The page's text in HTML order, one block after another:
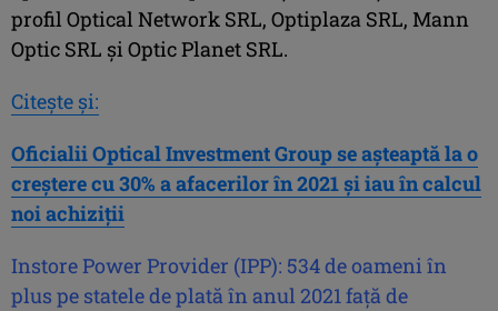
profil Optical Network SRL, Optiplaza SRL, Mann
Optic SRL și Optic Planet SRL.
Citeşte şi:
Oficialii Optical Investment Group se aşteaptă la o
creştere cu 30% a afacerilor în 2021 şi iau în calcul
noi achiziţii
Instore Power Provider (IPP): 534 de oameni în
plus pe statele de plată în anul 2021 faţă de